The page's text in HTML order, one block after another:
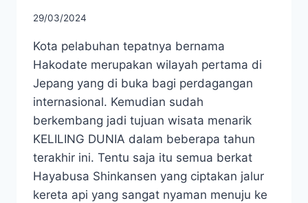
29/03/2024
Kota pelabuhan tepatnya bernama
Hakodate merupakan wilayah pertama di
Jepang yang di buka bagi perdagangan
internasional. Kemudian sudah
berkembang jadi tujuan wisata menarik
KELILING DUNIA dalam beberapa tahun
terakhir ini. Tentu saja itu semua berkat
Hayabusa Shinkansen yang ciptakan jalur
kereta api yang sangat nyaman menuju ke